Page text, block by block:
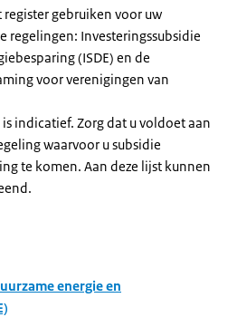
gebruiken voor uw
regelingen: Investeringssubsidie
(ISDE) en de
voor verenigingen van
indicatief. Zorg dat u voldoet aan
waarvoor u subsidie
te komen. Aan deze lijst kunnen
energie en